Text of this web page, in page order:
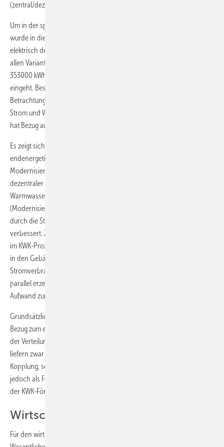
(zentral/dezentral) – gleiches gilt für die Erzeugerverluste.
Um in der späteren Betrachtung eine Ganzheitlichkeit zu wahren,
wurde in diese Betrachtung ebenfalls der Haushaltsstrom (ohne
elektrisch dezentrale Trinkwassererwärmung) aufgenommen, der in
allen Varianten unverändert gegenüber dem Bestand mit insgesamt
353000 kWh/a für alle untersuchten Gebäude in die Bilanzierung
eingeht. Besonders vor dem Hintergrund der ökologischen
Betrachtung der Anlagenkonzepte mit Kraft-Wärme-Kopplung sind
Strom und Wärme stets zusammen zu bilanzieren. Das eingesetzte Gas
hat Bezug auf den Brennwert (H
Es zeigt sich, dass alle Konzepte in dieser Darstellungsweise
endenergetisch nahezu gleichwertig sind. Hervorstechend ist
Modernisierungsvariante 2 mit zentraler Raumwärme- und elektrisch
dezentraler Trinkwassererwärmung durch geringe
Warmwasserverteil- und -erzeugerverluste. Bei der BHKW-Anwendung
(Modernisierungsvariante 4) ist zu sehen, dass diese sich wesentlich
durch die Stromgutschrift (eigenerzeugter Strom aus BHKW)
verbessert. Zur Vereinfachung wird zunächst angenommen, dass der
im KWK-Prozess mit Erdgas erzeugte Strom von 231000 kWh/a direkt
in den Gebäuden verbraucht werden kann und damit den
Stromverbrauch der ­Haushalte um mehr als die Hälfte deckt. Die ­
parallel erzeugte Wärme dient zur Abdeckung einer Grundlast für den
Aufwand zur Trink­wassererwärmung.
Grundsätzlich sollten die Vorverluste der Trinkwassererwärmung in
Bezug zum eigentlichen Nutzen optimiert werden: Hohe Vorverluste
der Verteilung (Zirkulation) und Speicherung für Trinkwarmwasser
liefern zwar bessere Einsatzbedingungen für die Kraft-Wärme-
Kopplung, sollten aber hieraus nicht begründet werden – können
jedoch als Fehlentwicklung aus den Regularien des EEWärmeG und
der KWK-Förderung resultieren.
Wirtschaftlichkeitsbetrachtung
Für den wirtschaftlichen Vergleich aller Varianten sind im